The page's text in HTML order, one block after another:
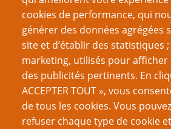
cookies de performance, qui
générer des données agrégées
site et d’établir des statistiques
marketing, utilisés pour
des publicités pertinents. En
ACCEPTER TOUT », vous
de tous les cookies. Vous
refuser chaque type de cookie
Planifier et ajuster
Parler le jargon donjonnesque
La Vie continue
VOUS AIMEREZ AUSSI
(communiqué) Ouverture de
Roleplaying Games